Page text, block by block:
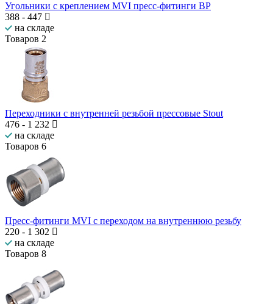
Угольники с креплением MVI пресс-фитинги ВР
388 - 447
на складе
Товаров 2
Переходники с внутренней резьбой прессовые Stout
476 - 1 232
на складе
Товаров 6
Пресс-фитинги MVI с переходом на внутреннюю резьбу
220 - 1 302
на складе
Товаров 8